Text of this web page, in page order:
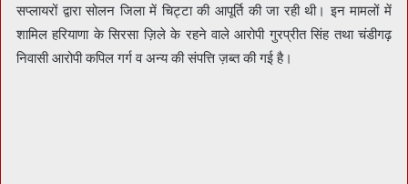
सप्लायरों द्वारा सोलन जिला में चिट्टा की आपूर्ति की जा रही थी। इन मामलों में
शामिल हरियाणा के सिरसा ज़िले के रहने वाले आरोपी गुरप्रीत सिंह तथा चंडीगढ़
निवासी आरोपी कपिल गर्ग व अन्य की संपत्ति ज़ब्त की गई है।